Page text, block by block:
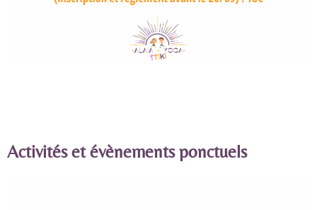
Activités et évènements ponctuels